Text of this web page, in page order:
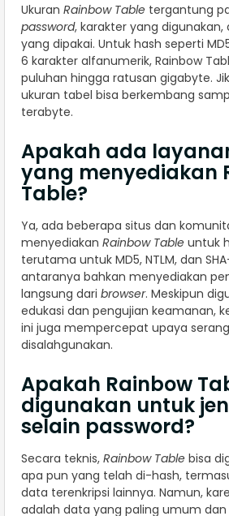
Ukuran Rainbow Table tergantung
password, karakter yang
yang dipakai. Untuk hash seperti
6 karakter alfanumerik, Rainbow
puluhan hingga ratusan gigabyte.
ukuran tabel bisa berkembang
terabyte.
Apakah ada
yang menyediakan
Table?
Ya, ada beberapa situs dan
menyediakan Rainbow Table untuk
terutama untuk MD5, NTLM, dan
antaranya bahkan menyediakan
langsung dari browser. Meskipun
edukasi dan pengujian keamanan,
ini juga mempercepat upaya
disalahgunakan.
Apakah Rainbow
digunakan untuk
selain password?
Secara teknis, Rainbow Table bisa
apa pun yang telah di-hash,
data terenkripsi lainnya. Namun,
adalah data yang paling umum dan